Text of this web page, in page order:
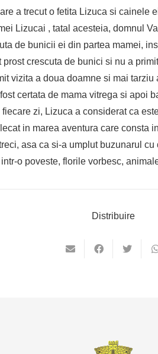
a trecut o fetita Lizuca si cainele
Lizucai , tatal acesteia, domnul
de bunicii ei din partea mamei,
crescuta de bunici si nu a
vizita a doua doamne si mai
certata de mama vitrega si apoi
zi, Lizuca a considerat ca
in marea aventura care consta
asa ca si-a umplut buzunarul
o poveste, florile vorbesc,
Distribuire